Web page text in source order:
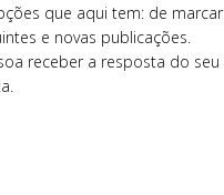
que aqui tem: de marcar
e novas publicações.
receber a resposta do seu